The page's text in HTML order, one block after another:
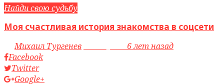
Найди свою судьбу
Моя счастливая история знакомства в соцсети
byМихаил Тургенев
6 лет назад
Facebook
Twitter
Google+